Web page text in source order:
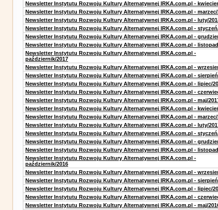
Newsletter Instytutu Rozwoju Kultury Alternatywnej IRKA.com.pl -
Newsletter Instytutu Rozwoju Kultury Alternatywnej IRKA.com.pl - marzec/
Newsletter Instytutu Rozwoju Kultury Alternatywnej IRKA.com.pl - luty/
Newsletter Instytutu Rozwoju Kultury Alternatywnej IRKA.com.pl -
Newsletter Instytutu Rozwoju Kultury Alternatywnej IRKA.com.pl -
Newsletter Instytutu Rozwoju Kultury Alternatywnej IRKA.com.pl -
Newsletter Instytutu Rozwoju Kultury Alternatywnej IRKA.com.pl -
październik/2017
Newsletter Instytutu Rozwoju Kultury Alternatywnej IRKA.com.pl -
Newsletter Instytutu Rozwoju Kultury Alternatywnej IRKA.com.pl -
Newsletter Instytutu Rozwoju Kultury Alternatywnej IRKA.com.pl - lipiec/
Newsletter Instytutu Rozwoju Kultury Alternatywnej IRKA.com.pl -
Newsletter Instytutu Rozwoju Kultury Alternatywnej IRKA.com.pl - maj/
Newsletter Instytutu Rozwoju Kultury Alternatywnej IRKA.com.pl -
Newsletter Instytutu Rozwoju Kultury Alternatywnej IRKA.com.pl - marzec/
Newsletter Instytutu Rozwoju Kultury Alternatywnej IRKA.com.pl - luty/
Newsletter Instytutu Rozwoju Kultury Alternatywnej IRKA.com.pl -
Newsletter Instytutu Rozwoju Kultury Alternatywnej IRKA.com.pl -
Newsletter Instytutu Rozwoju Kultury Alternatywnej IRKA.com.pl -
Newsletter Instytutu Rozwoju Kultury Alternatywnej IRKA.com.pl -
październik/2016
Newsletter Instytutu Rozwoju Kultury Alternatywnej IRKA.com.pl -
Newsletter Instytutu Rozwoju Kultury Alternatywnej IRKA.com.pl -
Newsletter Instytutu Rozwoju Kultury Alternatywnej IRKA.com.pl - lipiec/
Newsletter Instytutu Rozwoju Kultury Alternatywnej IRKA.com.pl -
Newsletter Instytutu Rozwoju Kultury Alternatywnej IRKA.com.pl - maj/